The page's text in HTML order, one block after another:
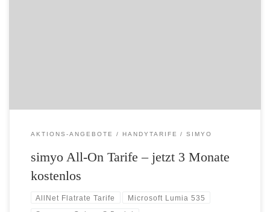
AKTIONS-ANGEBOTE HANDYTARIFE SIMYO
simyo All-On Tarife – jetzt 3 Monate
kostenlos
AllNet Flatrate Tarife Microsoft Lumia 535